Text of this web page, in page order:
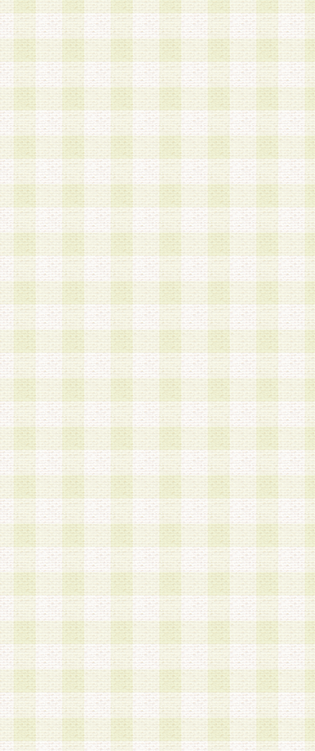
a.既に登録されている会員と同一のメールアドレ
録する場合
b.本サービスと同様のサービスを提供している企
業に従事していると思われる本人またはその家族
場合
c.その他当社が不適切と判断する場合
2.当社は、会員登録希望者を会員として承認する
した 場合、会員登録希望者による会員登録手続
による承認後の場合であっても、会員登録の取り
の抹消を、当社が適切と判 断する方法・手段に
とができるものとします。
3.会員登録希望者が18歳未満、成年被後見人、被
人 である場合は、親権者などの法定代理人の同
録を行うものとします。なお、義務教育学齢に該
者については、登録時に 当社が別途定める方法
権者による承認手続きを行うものとします。
第3条 会員の登録方法
1.会員登録手続きは、会員登録希望者本人が行う
る登録は一切認められないものとします。
2.会員登録希望者は、本規約に同意の後、当社指
画 面」において、当社が指定する必要事項を入
を行うものとします。当社は、会員登録を承認し
会員として本サービスを 受けるためのログイン
を付与します。
3.会員は、会員登録の際に申告する登録情報の全
いかなる虚偽の申告をも行ってはならないものと
4.会員は、複数のログインＩＤおよびパスワード
いものとします。
第4条 ログインIDおよびパスワードの管理
1.会員は、会員登録後、本サイト内にて本サービ
加する際には、前条に基づき当社から付与された
スワードを使用するものとします。
2.登録の際に当社が付与したログインIDおよびパ
の使用に関しては、全て会員本人がその責任を負
3.会員は、当社から付与されたログインIDおよび
貸与、名義変更、売買その他形態を問わず第三者